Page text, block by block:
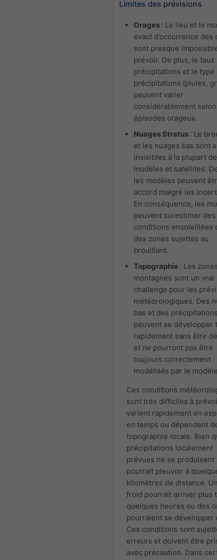
Limites des prévisions
Orages : Le lieu et le
exact d’occurrence des
sont presque
prévoir. De plus, le taux
précipitations et le type
précipitations (pluies,
peuvent varier
considérablement
épisodes orageux.
Nuages Stratus : Le
et les nuages bas sont
invisibles à la plupart
modèles et satellites.
les modèles peuvent
accord malgré les
En conséquence, les
peuvent surestimer des
conditions ensoleillées
des zones sujettes au
brouillard.
Topographie : Les
montagnes sont un vrai
challenge pour les
météorologiques. Des
bas et des
peuvent se développer
rapidement sans être
et ne pourront pas être
toujours correctement
modélisés par le
Ces conditions
sont très difficiles à
varient rapidement en
en temps ou dépendent
topographie locale. Bien
précipitations localement
prévues ne se produisent
pourrait pleuvoir à
kilomètres de distance.
froid pourrait arriver plus
quelques heures ou des
pourraient se développer
Ces conditions sont
erreurs et doivent être
avec précaution. Dans